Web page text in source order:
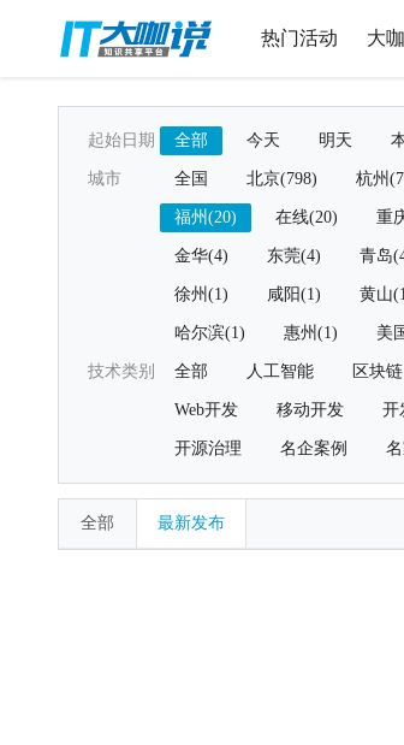
热门活动 大
起始日期 全部 今天 明天
城市 全国 北京(798) 杭州
福州(20) 在线(20) 重
金华(4) 东莞(4) 青岛
徐州(1) 咸阳(1) 黄山
哈尔滨(1) 惠州(1) 美
技术类别 全部 人工智能 区块链
Web开发 移动开发 开
开源治理 名企案例
全部 最新发布